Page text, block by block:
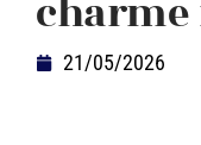
21/05/2026